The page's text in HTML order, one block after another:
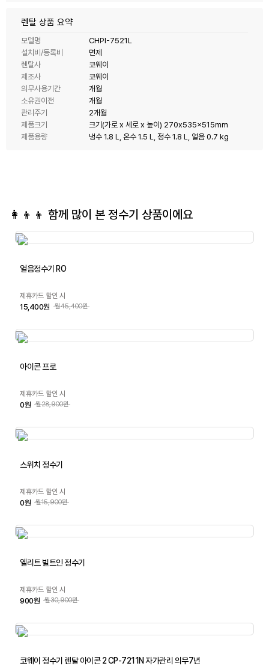
렌탈 상품 요약
모델명
CHPI-7521L
설치비/등록비
면제
렌탈사
코웨이
제조사
코웨이
의무사용기간
개월
소유권이전
개월
관리주기
2개월
제품크기
크기(가로 x 세로 x 높이) 270x535x515mm
제품용량
냉수 1.8 L, 온수 1.5 L, 정수 1.8 L, 얼음 0.7 kg
👩‍👦‍👦 함께 많이 본 정수기 상품이에요
얼음정수기 RO
제휴카드 할인 시
15,400원 월45,400원
아이콘 프로
제휴카드 할인 시
0원 월28,900원
스위치 정수기
제휴카드 할인 시
0원 월15,900원
엘리트 빌트인 정수기
제휴카드 할인 시
900원 월30,900원
코웨이 정수기 렌탈 아이콘 2 CP-7211N 자가관리 의무7년